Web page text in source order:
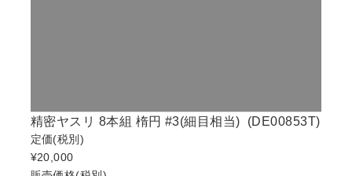
精密ヤスリ 8本組 楕円 #3(細目相当) (DE00853T)
定価(税別)
¥20,000